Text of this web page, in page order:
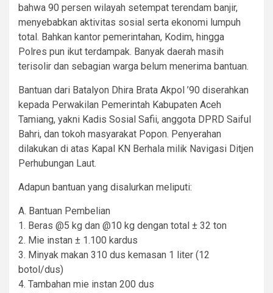
bahwa 90 persen wilayah setempat terendam banjir,
menyebabkan aktivitas sosial serta ekonomi lumpuh
total. Bahkan kantor pemerintahan, Kodim, hingga
Polres pun ikut terdampak. Banyak daerah masih
terisolir dan sebagian warga belum menerima bantuan.
Bantuan dari Batalyon Dhira Brata Akpol ’90 diserahkan
kepada Perwakilan Pemerintah Kabupaten Aceh
Tamiang, yakni Kadis Sosial Safii, anggota DPRD Saiful
Bahri, dan tokoh masyarakat Popon. Penyerahan
dilakukan di atas Kapal KN Berhala milik Navigasi Ditjen
Perhubungan Laut.
Adapun bantuan yang disalurkan meliputi:
A. Bantuan Pembelian
1. Beras @5 kg dan @10 kg dengan total ± 32 ton
2. Mie instan ± 1.100 kardus
3. Minyak makan 310 dus kemasan 1 liter (12
botol/dus)
4. Tambahan mie instan 200 dus